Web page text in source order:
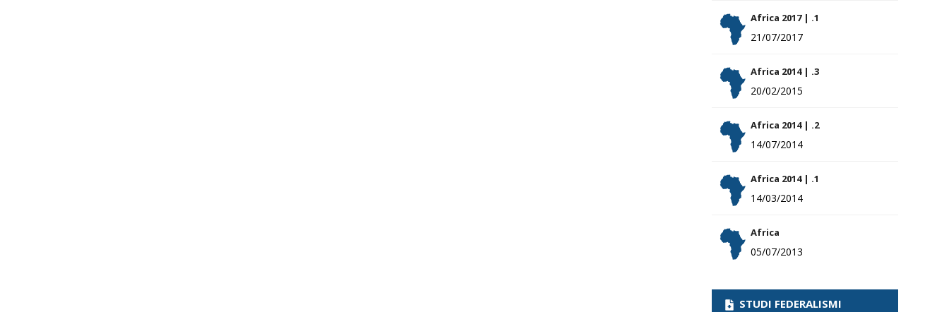
Africa 2017 | .1
21/07/2017
Africa 2014 | .3
20/02/2015
Africa 2014 | .2
14/07/2014
Africa 2014 | .1
14/03/2014
Africa
05/07/2013
STUDI FEDERALISMI